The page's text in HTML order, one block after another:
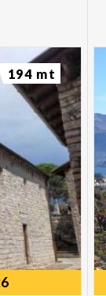
194 mt